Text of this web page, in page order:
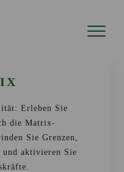
Erleben Sie
die Matrix-
Sie Grenzen,
und aktivieren Sie